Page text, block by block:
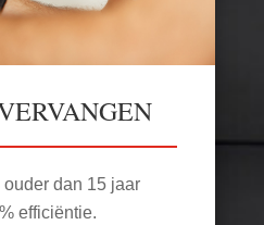
ouder dan 15 jaar
efficiëntie.